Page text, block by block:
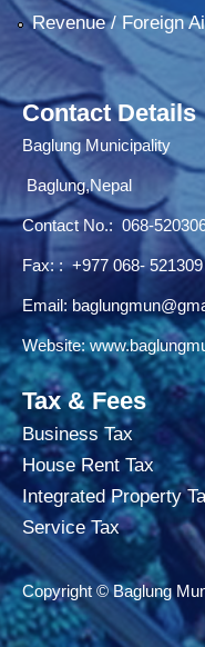
Revenue / Foreign
Contact Details
Baglung Municipality
Baglung,Nepal
Contact No.: 068-
Fax: : +977 068- 521309
Email:
Website:
Tax & Fees
Business Tax
House Rent Tax
Integrated Property
Service Tax
Copyright © Baglung